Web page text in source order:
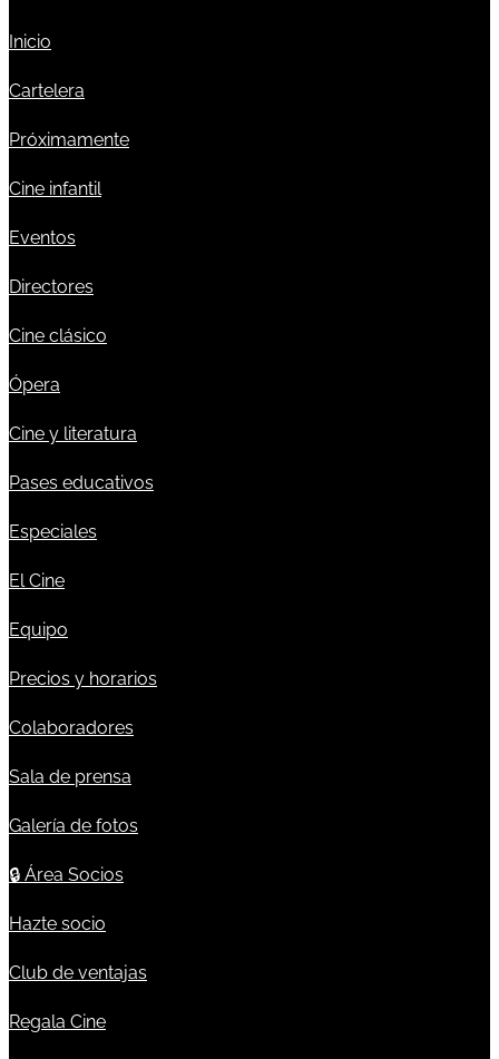
Inicio
Cartelera
Próximamente
Cine infantil
Eventos
Directores
Cine clásico
Ópera
Cine y literatura
Pases educativos
Especiales
El Cine
Equipo
Precios y horarios
Colaboradores
Sala de prensa
Galería de fotos
🔒 Área Socios
Hazte socio
Club de ventajas
Regala Cine